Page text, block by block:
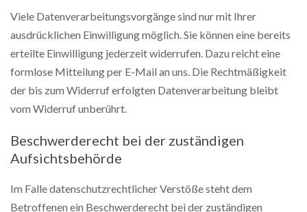
Viele Datenverarbeitungsvorgänge sind nur mit Ihrer
ausdrücklichen Einwilligung möglich. Sie können eine bereits
erteilte Einwilligung jederzeit widerrufen. Dazu reicht eine
formlose Mitteilung per E-Mail an uns. Die Rechtmäßigkeit
der bis zum Widerruf erfolgten Datenverarbeitung bleibt
vom Widerruf unberührt.
Beschwerderecht bei der zuständigen
Aufsichtsbehörde
Im Falle datenschutzrechtlicher Verstöße steht dem
Betroffenen ein Beschwerderecht bei der zuständigen